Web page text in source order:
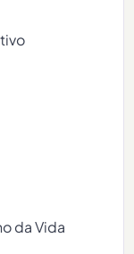
da Vida